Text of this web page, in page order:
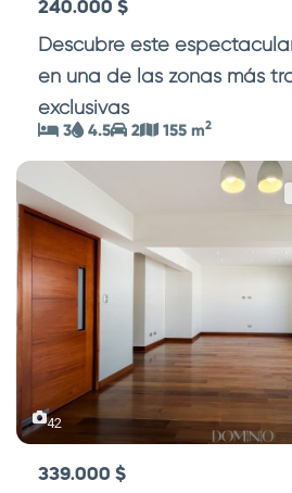
240.000 $
Descubre este
en una de las zonas más
exclusivas
3 4.5 2 155 m2
42
339.000 $